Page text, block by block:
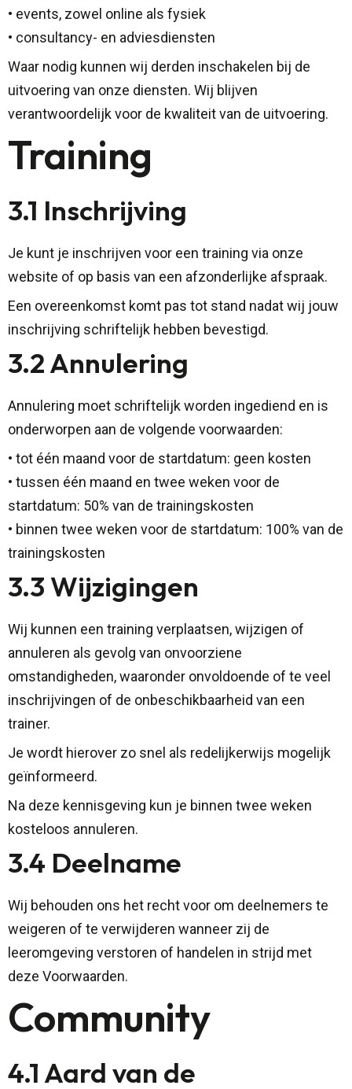
• events, zowel online als fysiek
• consultancy- en adviesdiensten
Waar nodig kunnen wij derden inschakelen bij de
uitvoering van onze diensten. Wij blijven
verantwoordelijk voor de kwaliteit van de uitvoering.
Training
3.1 Inschrijving
Je kunt je inschrijven voor een training via onze
website of op basis van een afzonderlijke afspraak.
Een overeenkomst komt pas tot stand nadat wij jouw
inschrijving schriftelijk hebben bevestigd.
3.2 Annulering
Annulering moet schriftelijk worden ingediend en is
onderworpen aan de volgende voorwaarden:
• tot één maand voor de startdatum: geen kosten
• tussen één maand en twee weken voor de
startdatum: 50% van de trainingskosten
• binnen twee weken voor de startdatum: 100% van de
trainingskosten
3.3 Wijzigingen
Wij kunnen een training verplaatsen, wijzigen of
annuleren als gevolg van onvoorziene
omstandigheden, waaronder onvoldoende of te veel
inschrijvingen of de onbeschikbaarheid van een
trainer.
Je wordt hierover zo snel als redelijkerwijs mogelijk
geïnformeerd.
Na deze kennisgeving kun je binnen twee weken
kosteloos annuleren.
3.4 Deelname
Wij behouden ons het recht voor om deelnemers te
weigeren of te verwijderen wanneer zij de
leeromgeving verstoren of handelen in strijd met
deze Voorwaarden.
Community
4.1 Aard van de